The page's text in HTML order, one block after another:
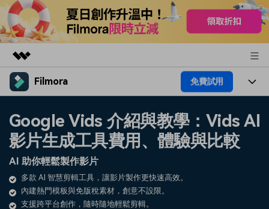
精選產品
實用工具
商務
總覽
解決方案
關於我們
新聞中心
商店
Filmora 免費試用
平台
功能
素材
AI
影片 / 照片
音訊
解決方案
熱門人群
部落格
Google Vids 介紹與教學：Vids AI
影片生成工具費用、體驗與比較
AI 助你輕鬆製作影片
多款 AI 智慧剪輯工具，讓影片製作更快速高效。
內建熱門模板與免版稅素材，創意不設限。
支援跨平台創作，隨時隨地輕鬆剪輯。